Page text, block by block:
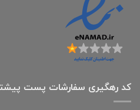
کد رهگیری سفارشات پست